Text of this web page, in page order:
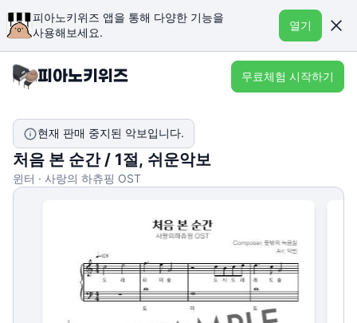
피아노키위즈 앱을 통해 다양한 기능을
사용해보세요.
열기
무료체험 시작하기
현재 판매 중지된 악보입니다.
처음 본 순간 / 1절, 쉬운악보
윈터 · 사랑의 하츄핑 OST